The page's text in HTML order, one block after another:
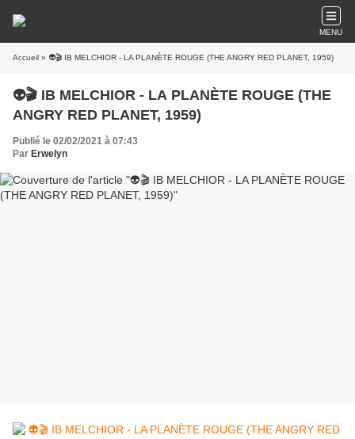
MENU
Accueil » 👽🎬 IB MELCHIOR - LA PLANÈTE ROUGE (THE ANGRY RED PLANET, 1959)
👽🎬 IB MELCHIOR - LA PLANÈTE ROUGE (THE
ANGRY RED PLANET, 1959)
Publié le 02/02/2021 à 07:43
Par Erwelyn